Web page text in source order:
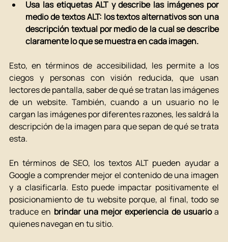
Usa las etiquetas ALT y describe las imágenes por
medio de textos ALT: los textos alternativos son una
descripción textual por medio de la cual se describe
claramente lo que se muestra en cada imagen.
Esto, en términos de accesibilidad, les permite a los
ciegos y personas con visión reducida, que usan
lectores de pantalla, saber de qué se tratan las imágenes
de un website. También, cuando a un usuario no le
cargan las imágenes por diferentes razones, les saldrá la
descripción de la imagen para que sepan de qué se trata
esta.
En términos de SEO, los textos ALT pueden ayudar a
Google a comprender mejor el contenido de una imagen
y a clasificarla. Esto puede impactar positivamente el
posicionamiento de tu website porque, al final, todo se
traduce en brindar una mejor experiencia de usuario a
quienes navegan en tu sitio.